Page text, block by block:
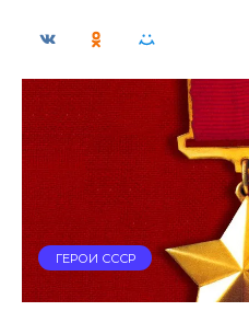
ГЕРОИ СССР